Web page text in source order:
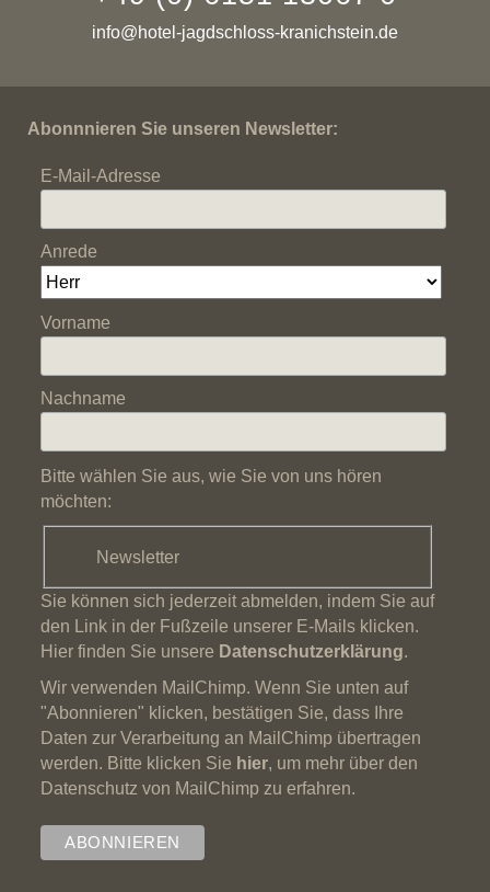
info@hotel-jagdschloss-kranichstein.de
Abonnnieren Sie unseren Newsletter:
E-Mail-Adresse
Anrede
Vorname
Nachname
Bitte wählen Sie aus, wie Sie von uns hören
möchten:
Newsletter
Sie können sich jederzeit abmelden, indem Sie auf
den Link in der Fußzeile unserer E-Mails klicken.
Hier finden Sie unsere Datenschutzerklärung.
Wir verwenden MailChimp. Wenn Sie unten auf
"Abonnieren" klicken, bestätigen Sie, dass Ihre
Daten zur Verarbeitung an MailChimp übertragen
werden. Bitte klicken Sie hier, um mehr über den
Datenschutz von MailChimp zu erfahren.